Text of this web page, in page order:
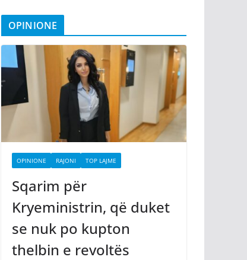
OPINIONE
OPINIONE RAJONI TOP LAJME
Sqarim për
Kryeministrin, që duket
se nuk po kupton
thelbin e revoltës